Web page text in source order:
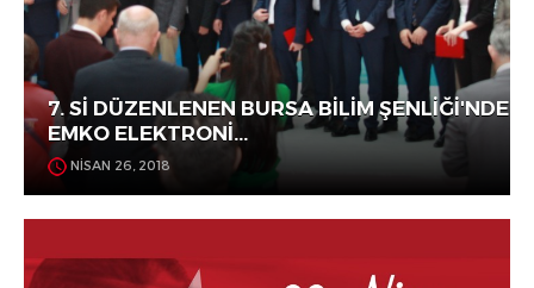
7. Sİ DÜZENLENEN BURSA BİLİM ŞENLİĞİ'NDE
EMKO ELEKTRONİ...
NİSAN 26, 2018